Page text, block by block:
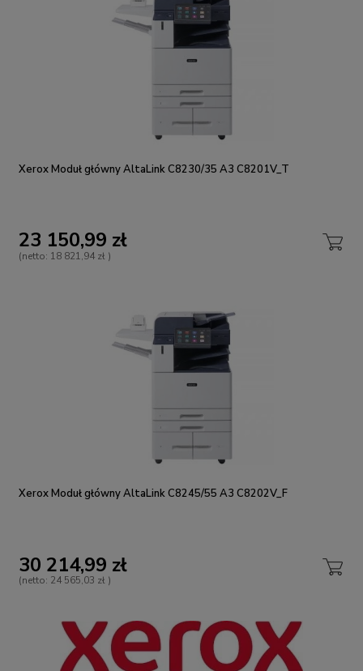
Xerox Moduł główny AltaLink C8230/35 A3 C8201V_T
23 150,99 zł
(netto: 18 821,94 zł )
Xerox Moduł główny AltaLink C8245/55 A3 C8202V_F
30 214,99 zł
(netto: 24 565,03 zł )